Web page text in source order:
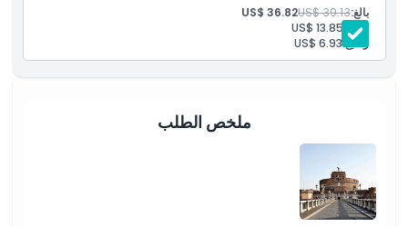
ما يجب معرفته
كيفية الوصول إلى هناك
كيفية الاسترداد
بالغ:US$ 39.13
US$ 36.82
طفل: US$ 13.85
رضيع:US$ 6.93
ملخص الطلب